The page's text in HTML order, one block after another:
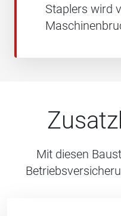
Staplers wird
Mit diesen